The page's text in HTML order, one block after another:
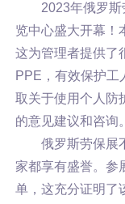
2023年俄罗
览中心盛大开幕！
这为管理者提供了
PPE，有效保护工
取关于使用个人防
的意见建议和咨询。
俄罗斯劳保展
家都享有盛誉。参
单，这充分证明了